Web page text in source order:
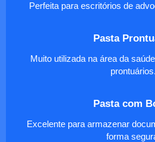
Perfeita para escritórios de
Pasta
Muito utilizada na área da
prontuários.
Pasta com
Excelente para armazenar
forma